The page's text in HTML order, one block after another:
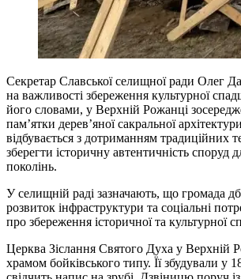
Секретар Славської селищної ради Олег
на важливості збереження культурної
його словами, у Верхній Рожанці
пам’ятки дерев’яної сакральної
відбувається з дотриманням традиційних
зберегти історичну автентичність споруд
поколінь.
У селищній раді зазначають, що громада
розвиток інфраструктури та соціальні
про збереження історичної та культурної
Церква Зіслання Святого Духа у Верхній
храмом бойківського типу. Її збудували у